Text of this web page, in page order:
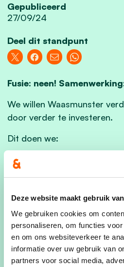
Deze website maakt gebruik
We gebruiken cookies om
personaliseren, om functies
en om ons websiteverkeer te
informatie over uw gebruik van
partners voor social media,
Gepubliceerd
27/09/24
Deel dit standpunt
Fusie: neen!
We willen Waasmunster
door verder te investeren.
Dit doen we:
Door de bouw van een
Implementatie van het
klaar is;
We strijden voor een
langsheen de N70;